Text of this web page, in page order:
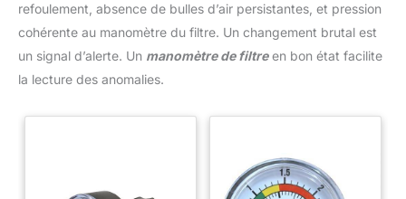
refoulement, absence de bulles d’air persistantes, et pression
cohérente au manomètre du filtre. Un changement brutal est
un signal d’alerte. Un manomètre de filtreen bon état facilite
la lecture des anomalies.